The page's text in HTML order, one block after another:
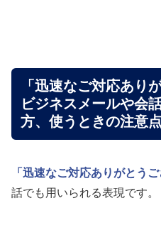
「迅速なご対応あり
ビジネスメールや会
方、使うときの注意点
「迅速なご対応ありがとうご
話でも用いられる表現です。